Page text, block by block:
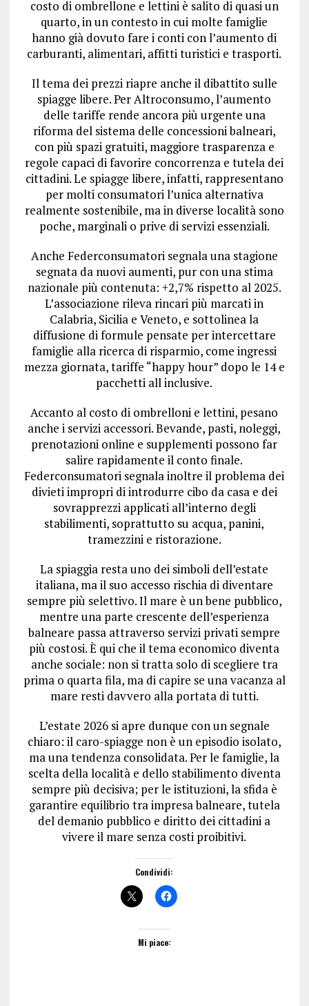
costo di ombrellone e lettini è salito di quasi un
quarto, in un contesto in cui molte famiglie
hanno già dovuto fare i conti con l’aumento di
carburanti, alimentari, affitti turistici e trasporti.
Il tema dei prezzi riapre anche il dibattito sulle
spiagge libere. Per Altroconsumo, l’aumento
delle tariffe rende ancora più urgente una
riforma del sistema delle concessioni balneari,
con più spazi gratuiti, maggiore trasparenza e
regole capaci di favorire concorrenza e tutela dei
cittadini. Le spiagge libere, infatti, rappresentano
per molti consumatori l’unica alternativa
realmente sostenibile, ma in diverse località sono
poche, marginali o prive di servizi essenziali.
Anche Federconsumatori segnala una stagione
segnata da nuovi aumenti, pur con una stima
nazionale più contenuta: +2,7% rispetto al 2025.
L’associazione rileva rincari più marcati in
Calabria, Sicilia e Veneto, e sottolinea la
diffusione di formule pensate per intercettare
famiglie alla ricerca di risparmio, come ingressi
mezza giornata, tariffe “happy hour” dopo le 14 e
pacchetti all inclusive.
Accanto al costo di ombrelloni e lettini, pesano
anche i servizi accessori. Bevande, pasti, noleggi,
prenotazioni online e supplementi possono far
salire rapidamente il conto finale.
Federconsumatori segnala inoltre il problema dei
divieti impropri di introdurre cibo da casa e dei
sovrapprezzi applicati all’interno degli
stabilimenti, soprattutto su acqua, panini,
tramezzini e ristorazione.
La spiaggia resta uno dei simboli dell’estate
italiana, ma il suo accesso rischia di diventare
sempre più selettivo. Il mare è un bene pubblico,
mentre una parte crescente dell’esperienza
balneare passa attraverso servizi privati sempre
più costosi. È qui che il tema economico diventa
anche sociale: non si tratta solo di scegliere tra
prima o quarta fila, ma di capire se una vacanza al
mare resti davvero alla portata di tutti.
L’estate 2026 si apre dunque con un segnale
chiaro: il caro-spiagge non è un episodio isolato,
ma una tendenza consolidata. Per le famiglie, la
scelta della località e dello stabilimento diventa
sempre più decisiva; per le istituzioni, la sfida è
garantire equilibrio tra impresa balneare, tutela
del demanio pubblico e diritto dei cittadini a
vivere il mare senza costi proibitivi.
Condividi:
Mi piace: